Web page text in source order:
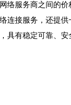
服务商之间的
连接服务，还提
具有稳定可靠、